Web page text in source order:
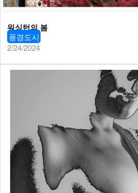
워싱턴의 봄
풍경도시
2/24/2024